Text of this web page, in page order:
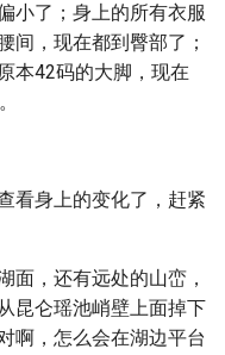
小了；身上的所有衣服
间，现在都到臀部了；
本42码的大脚，现在
看身上的变化了，赶紧
面，还有远处的山峦，
昆仑瑶池峭壁上面掉下
啊，怎么会在湖边平台